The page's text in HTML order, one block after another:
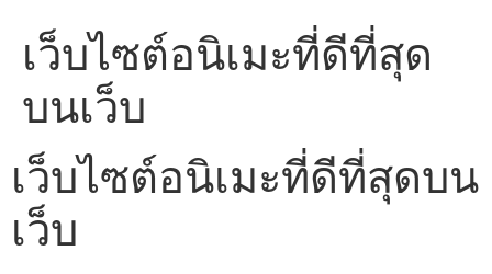
เว็บไซต์อนิเมะที่ดีที่สุด
บนเว็บ
เว็บไซต์อนิเมะที่ดีที่สุดบน
เว็บ